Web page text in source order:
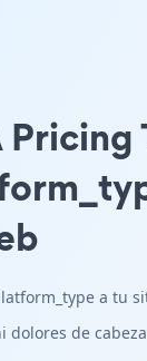
a tu
dolores de